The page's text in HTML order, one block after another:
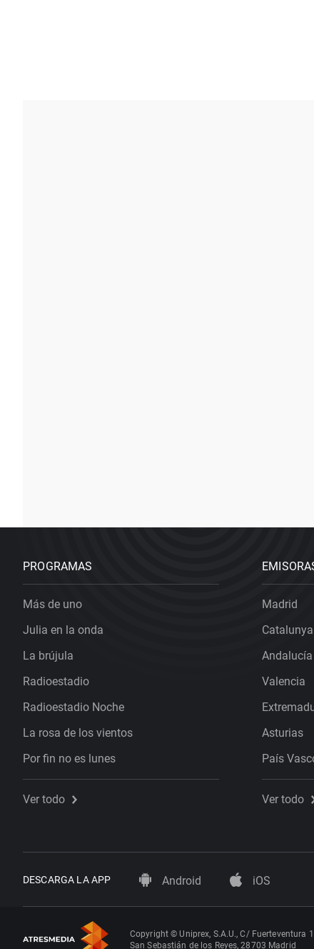
PROGRAMAS
Más de uno
Julia en la onda
La brújula
Radioestadio
Radioestadio Noche
La rosa de los vientos
Por fin no es lunes
Ver todo
Madrid
Catalunya
Andalucía
Valencia
Asturias
País
Ver todo
DESCARGA LA APP Android iOS
Copyright © Uniprex, S.A.U., C/ Fuerteventura
San Sebastián de los Reyes, 28703 Madrid